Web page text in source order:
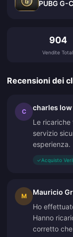
PUBG G-
904
Vendite
Recensioni dei
C charles low
Le ricariche
servizio
esperienza.
✓Acquisto
M Mauricio
Ho
Hanno
corretto